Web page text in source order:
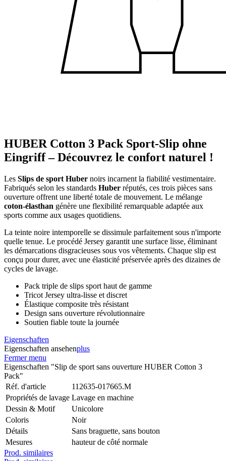
HUBER Cotton 3 Pack Sport-Slip ohne
Eingriff – Découvrez le confort naturel !
Les Slips de sport Huber noirs incarnent la fiabilité vestimentaire.
Fabriqués selon les standards Huber réputés, ces trois pièces sans
ouverture offrent une liberté totale de mouvement. Le mélange
coton-élasthan génère une flexibilité remarquable adaptée aux
sports comme aux usages quotidiens.
La teinte noire intemporelle se dissimule parfaitement sous n'importe
quelle tenue. Le procédé Jersey garantit une surface lisse, éliminant
les démarcations disgracieuses sous vos vêtements. Chaque slip est
conçu pour durer, avec une élasticité préservée après des dizaines de
cycles de lavage.
Pack triple de slips sport haut de gamme
Tricot Jersey ultra-lisse et discret
Élastique composite très résistant
Design sans ouverture révolutionnaire
Soutien fiable toute la journée
Eigenschaften
Eigenschaften ansehenplus
Fermer menu
Eigenschaften "Slip de sport sans ouverture HUBER Cotton 3
Pack"
Réf. d'article
112635-017665.M
Propriétés de lavage Lavage en machine
Dessin & Motif
Unicolore
Coloris
Noir
Détails
Sans braguette, sans bouton
Mesures
hauteur de côté normale
Prod. similaires